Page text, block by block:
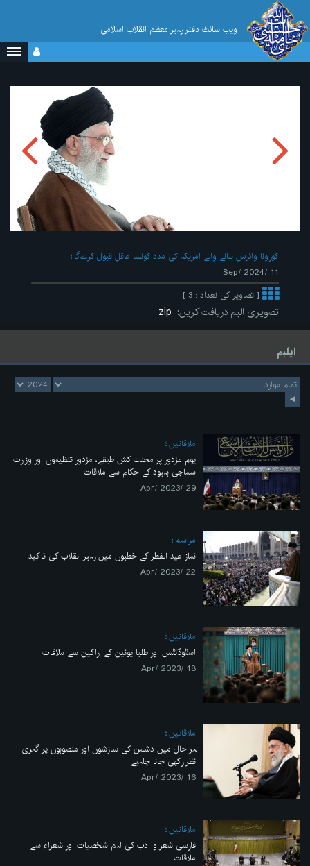
ویب سائٹ دفتر رہبر معظم انقلاب اسلامی
کورونا وائرس بنانے والے امریکہ کی مدد کونسا عاقل قبول کرےگا
11 /Sep/ 2024
[ تصاویر کی تعداد : 3 ]
تصویری البم دریافت کریں:
ایلبم
ملاقاتیں
یوم مزدور پر محنت کش طبقے، مزدور تنظیموں اور وزارت
سماجی بہبود کے حکام سے ملاقات
29 /Apr/ 2023
مراسم
نماز عید الفطر کے خطبوں میں رہبر انقلاب کی تاکید
22 /Apr/ 2023
ملاقاتیں
اسٹوڈنٹس اور طلبا یونین کے اراکین سے ملاقات
18 /Apr/ 2023
ملاقاتیں
ہر حال میں دشمن کی سازشوں اور منصوبوں پر گہری
نظر رکھی جانا چاہیے
16 /Apr/ 2023
ملاقاتیں
فارسی شعر و ادب کی اہم شخصیات اور شعراء سے
ملاقات